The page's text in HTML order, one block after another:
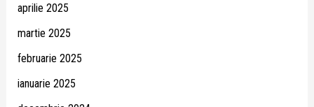
aprilie 2025
martie 2025
februarie 2025
ianuarie 2025